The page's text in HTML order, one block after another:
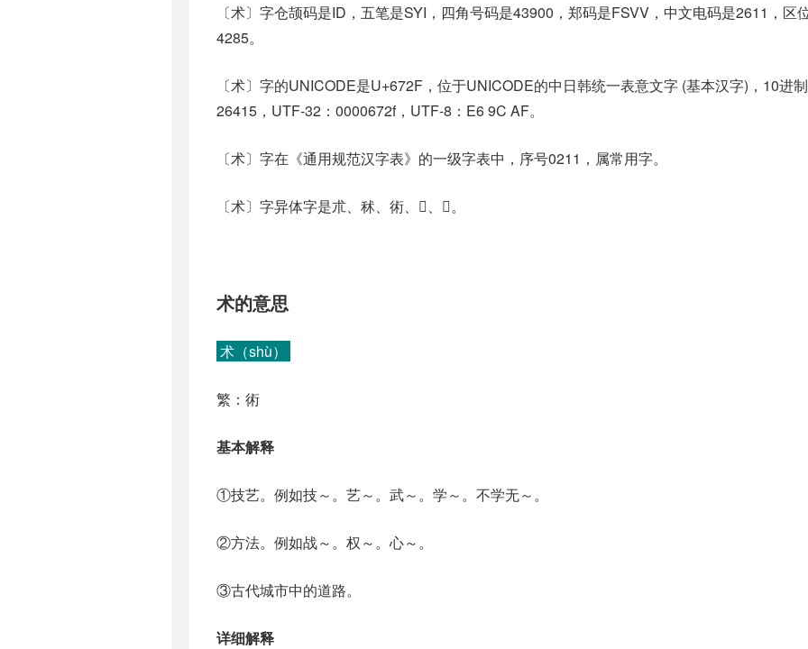
〔术〕字仓颉码是ID，五笔是SYI，四角号码是43900，郑码是FSVV，中文电码是2611，区
4285。
〔术〕字的UNICODE是U+672F，位于UNICODE的中日韩统一表意文字 (基本汉字)，10进制
26415，UTF-32：0000672f，UTF-8：E6 9C AF。
〔术〕字在《通用规范汉字表》的一级字表中，序号0211，属常用字。
〔术〕字异体字是朮、秫、術、𦬸、𧗱。
术的意思
术（shù）
繁：術
基本解释
①技艺。例如技～。艺～。武～。学～。不学无～。
②方法。例如战～。权～。心～。
③古代城市中的道路。
详细解释